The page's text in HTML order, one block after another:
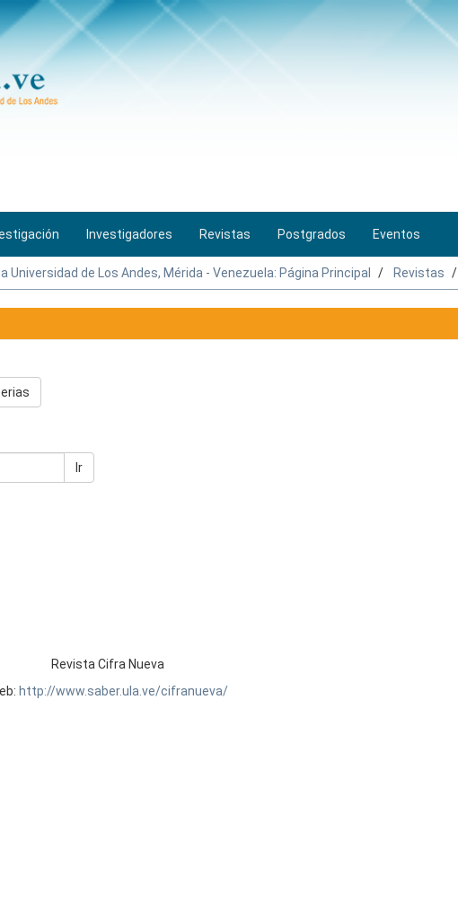
Investigadores Revistas Postgrados Eventos
de Los Andes, Mérida - Venezuela: Página Principal Revistas
Ir
Revista Cifra Nueva
http://www.saber.ula.ve/cifranueva/